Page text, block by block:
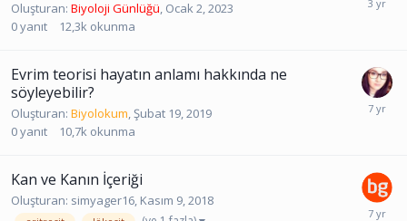
Oluşturan: Biyoloji Günlüğü Ocak 2, 2023
0yanıt 12,3k okunma
Evrim teorisi hayatın anlamı hakkında ne
söyleyebilir?
Oluşturan: Biyolokum Şubat 19, 2019
0yanıt 10,7k okunma
Kan ve Kanın İçeriği
Oluşturan: simyager16 Kasım 9, 2018